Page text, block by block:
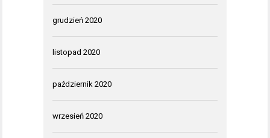
grudzień 2020
listopad 2020
październik 2020
wrzesień 2020